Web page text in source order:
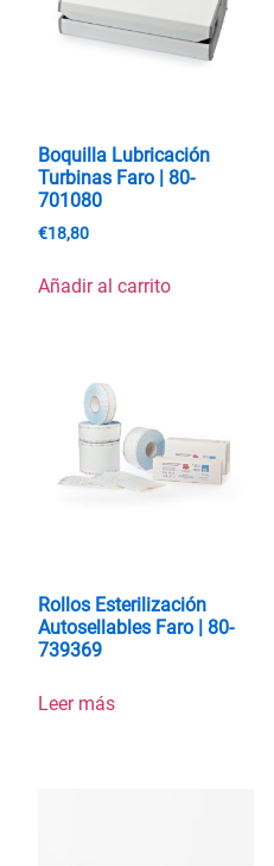
Boquilla Lubricación
Turbinas Faro | 80-
701080
€18,80
Añadir al carrito
Rollos Esterilización
Autosellables Faro | 80-
739369
Leer más